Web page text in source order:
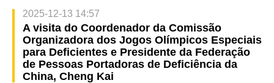
2025-12-13 14:57
A visita do Coordenador da Comissão
Organizadora dos Jogos Olímpicos Especiais
para Deficientes e Presidente da Federação
de Pessoas Portadoras de Deficiência da
China, Cheng Kai